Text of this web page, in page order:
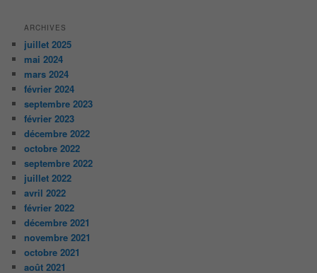
ARCHIVES
juillet 2025
mai 2024
mars 2024
février 2024
septembre 2023
février 2023
décembre 2022
octobre 2022
septembre 2022
juillet 2022
avril 2022
février 2022
décembre 2021
novembre 2021
octobre 2021
août 2021